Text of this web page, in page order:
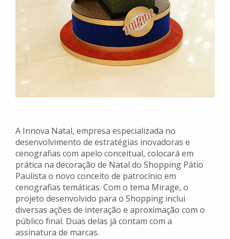
A Innova Natal, empresa especializada no
desenvolvimento de estratégias inovadoras e
cenografias com apelo conceitual, colocará em
prática na decoração de Natal do Shopping Pátio
Paulista o novo conceito de patrocínio em
cenografias temáticas. Com o tema Mirage, o
projeto desenvolvido para o Shopping inclui
diversas ações de interação e aproximação com o
público final. Duas delas já contam com a
assinatura de marcas.